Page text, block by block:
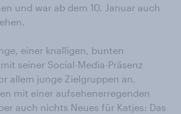
und war ab dem 10. Januar auch
einer knalligen, bunten
seiner Social-Media-Präsenz
allem junge Zielgruppen an.
mit einer aufsehenerregenden
auch nichts Neues für Katjes: Das